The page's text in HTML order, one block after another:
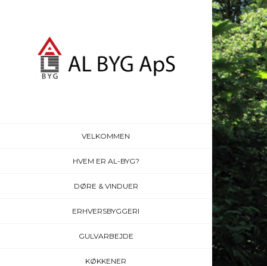
VELKOMMEN
HVEM ER AL-BYG?
DØRE & VINDUER
ERHVERSBYGGERI
GULVARBEJDE
KØKKENER